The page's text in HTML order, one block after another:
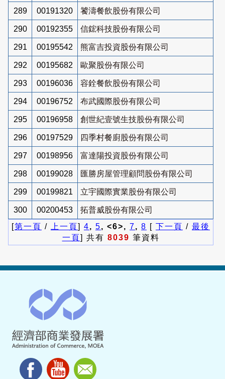
289 00191320 饕濤餐飲股份有限公司
290 00192355 信鋐科技股份有限公司
291 00195542 熊富吉投資股份有限公司
292 00195682 歐聚股份有限公司
293 00196036 容銓餐飲股份有限公司
294 00196752 布武國際股份有限公司
295 00196958 創世紀壹號生技股份有限公司
296 00197529 四季村餐廚股份有限公司
297 00198956 富達陽投資股份有限公司
298 00199028 匯勝房屋管理顧問股份有限公司
299 00199821 立宇國際實業股份有限公司
300 00200453
拓普威股份有限公司
[第一頁 / 上一頁] 4, 5, <6>, 7, 8 [ 下一頁 / 最後
一頁] 共有 8039 筆資料